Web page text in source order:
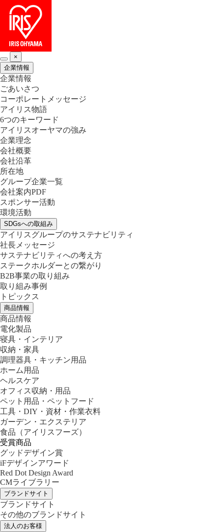
×
企業情報
企業情報
ごあいさつ
コーポレートメッセージ
アイリス物語
6つのキーワード
アイリスオーヤマの強み
企業理念
会社概要
会社沿革
所在地
グループ企業一覧
会社案内PDF
スポンサー活動
環境活動
SDGsへの取組み
アイリスグループのサステナビリティ
社長メッセージ
サステナビリティへの考え方
ステークホルダーとの繋がり
B2B事業の取り組み
取り組み事例
トピックス
商品情報
商品情報
電化製品
寝具・インテリア
収納・家具
調理器具・キッチン用品
ホーム用品
ヘルスケア
オフィス収納・用品
ペット用品・ペットフード
工具・DIY・資材・作業衣料
ガーデン・エクステリア
食品 （アイリスフーズ）
受賞商品
グッドデザイン賞
iFデザインアワード
Red Dot Design Award
CMライブラリー
ブランドサイト
ブランドサイト
その他のブランドサイト
法人のお客様